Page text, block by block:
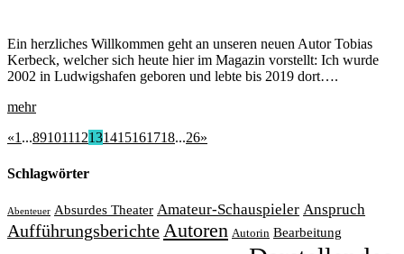
Ein herzliches Willkommen geht an unseren neuen Autor Tobias
Kerbeck, welcher sich heute hier im Magazin vorstellt: Ich wurde
2002 in Ludwigshafen geboren und lebte bis 2019 dort….
mehr
«1...89101112131415161718...26»
Schlagwörter
Abenteuer Absurdes Theater Amateur-Schauspieler Anspruch
Aufführungsberichte Autoren Autorin Bearbeitung